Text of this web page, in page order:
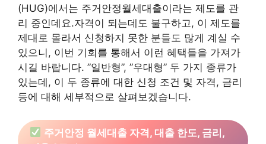
(HUG)에서는 주거안정월세대출이라는 제도를 관
리 중인데요.자격이 되는데도 불구하고, 이 제도를
제대로 몰라서 신청하지 못한 분들도 많게 계실 수
있으니, 이번 기회를 통해서 이런 혜택들을 가져가
시길 바랍니다. ”일반형”, ”우대형” 두 가지 종류가
있는데, 이 두 종류에 대한 신청 조건 및 자격, 금리
등에 대해 세부적으로 살펴보겠습니다.
주거안정 월세대출 자격, 대출 한도, 금리,